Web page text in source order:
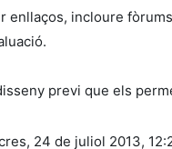
enllaços, incloure
previ que els
24 de juliol 2013,